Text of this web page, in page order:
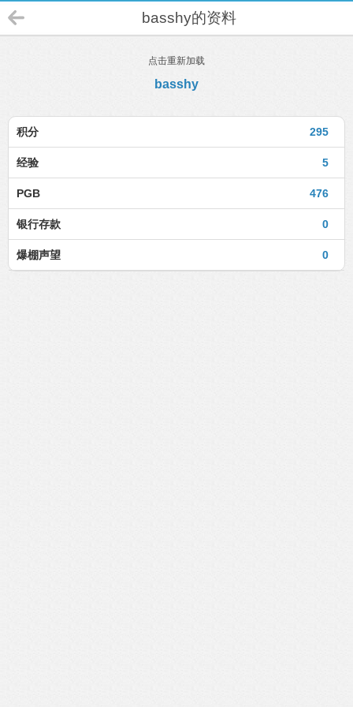
basshy的资料
点击重新加载
basshy
295
积分
5
经验
476
PGB
0
银行存款
0
爆棚声望